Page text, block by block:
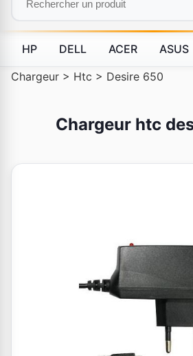
HP DELL ACER ASUS
Chargeur > Htc > Desire 650
Chargeur htc